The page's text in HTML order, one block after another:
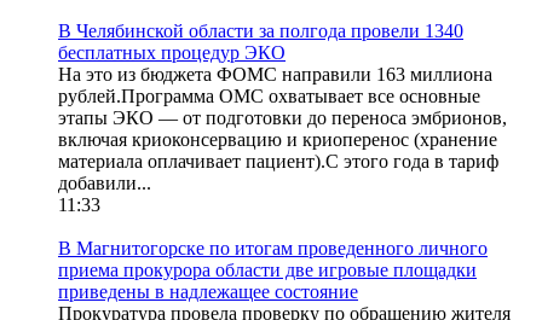
В Челябинской области за полгода провели 1340
бесплатных процедур ЭКО
На это из бюджета ФОМС направили 163 миллиона
рублей.Программа ОМС охватывает все основные
этапы ЭКО — от подготовки до переноса эмбрионов,
включая криоконсервацию и криоперенос (хранение
материала оплачивает пациент).С этого года в тариф
добавили...
11:33
В Магнитогорске по итогам проведенного личного
приема прокурора области две игровые площадки
приведены в надлежащее состояние
Прокуратура провела проверку по обращению жителя